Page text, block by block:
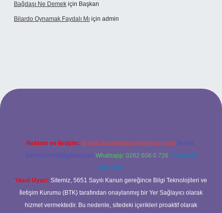
Bağdaşı Ne Demek için Başkan
Bilardo Oynamak Faydalı Mı için admin
bahis sitesi
Reklam ve İletişim: E-mail: backlinkpaneli@gmail.com Teams:
forumhizmeti@gmail.com Whatsapp: 0262 606 0 726 Telegram:
@karabul
Yasal Uyarı: Sitemiz, 5651 Sayılı Kanun gereğince Bilgi Teknolojileri ve
İletişim Kurumu (BTK) tarafından onaylanmış bir Yer Sağlayıcı olarak
hizmet vermektedir. Bu nedenle, sitedeki içerikleri proaktif olarak